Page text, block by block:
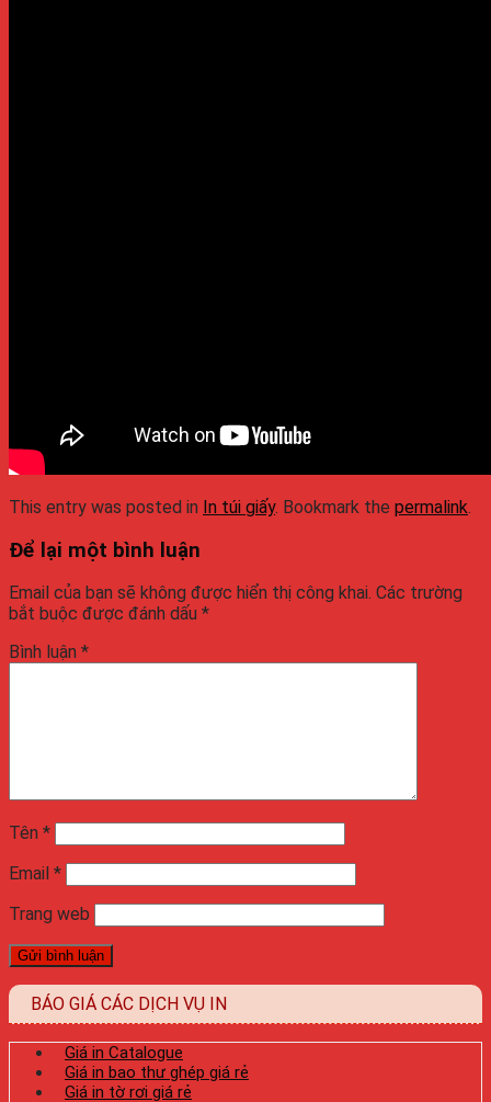
This entry was posted in In túi giấy. Bookmark the permalink.
Để lại một bình luận
Email của bạn sẽ không được hiển thị công khai. Các trường
bắt buộc được đánh dấu *
Bình luận *
Tên *
Email *
Trang web
BÁO GIÁ CÁC DỊCH VỤ IN
Giá in Catalogue
Giá in bao thư ghép giá rẻ
Giá in tờ rơi giá rẻ